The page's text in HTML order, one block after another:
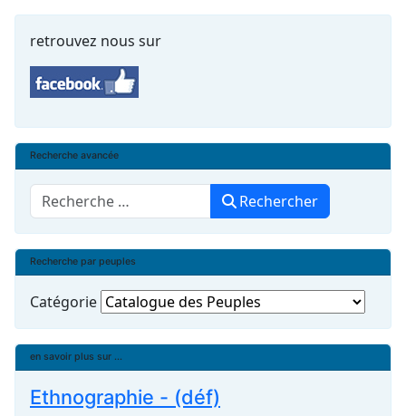
retrouvez nous sur
Recherche avancée
Rechercher Rechercher
Recherche par peuples
Catégorie
en savoir plus sur ...
Ethnographie - (déf)